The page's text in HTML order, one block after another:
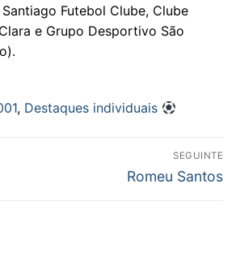
Futebol Clube, Clube
e Grupo Desportivo São
, Destaques individuais
SEGUINTE
Next
Romeu Santos